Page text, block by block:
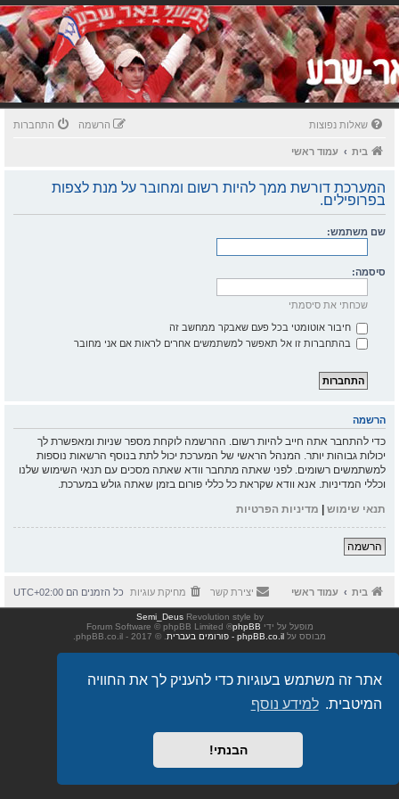
אתר זה משתמש בעוגיות כדי להעניק לך את החוויה
המיטבית. למידע נוסף
הבנתי!
שאלות נפוצות התחברות הרשמה
בית עמוד ראשי
המערכת דורשת ממך להיות רשום ומחובר על מנת לצפות
בפרופילים.
שם משתמש:
סיסמה:
שכחתי את סיסמתי
חיבור אוטומטי בכל פעם שאבקר ממחשב זה
בהתחברות זו אל תאפשר למשתמשים אחרים לראות אם אני מחובר
הרשמה
כדי להתחבר אתה חייב להיות רשום. ההרשמה לוקחת מספר שניות ומאפשרת לך
יכולות גבוהות יותר. המנהל הראשי של המערכת יכול לתת בנוסף הרשאות נוספות
למשתמשים רשומים. לפני שאתה מתחבר וודא שאתה מסכים עם תנאי השימוש שלנו
וכללי המדיניות. אנא וודא שקראת כל כללי פורום בזמן שאתה גולש במערכת.
תנאי שימוש | מדיניות הפרטיות
הרשמה
בית עמוד ראשי כל הזמנים הם UTC+02:00 מחיקת עוגיות יצירת קשר
Revolution style by
Semi_Deus
מופעל על ידי phpBB
® Forum Software © phpBB Limited
מבוסס על phpBB.co.il - פורומים בעברית . © 2017 - phpBB.co.il.